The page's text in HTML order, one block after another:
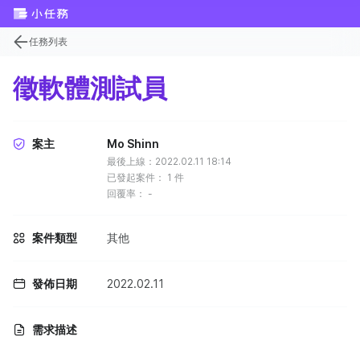
任務列表
徵軟體測試員
案主 Mo Shinn
最後上線：2022.02.11 18:14
已發起案件： 1 件
回覆率： -
案件類型 其他
發佈日期 2022.02.11
需求描述